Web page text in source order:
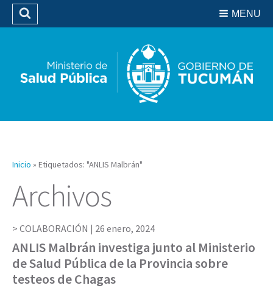
Biblioteca
MENU
Buscar
Inicio » Etiquetados: "ANLIS Malbrán"
Archivos
COLABORACIÓN | 26 enero, 2024
ANLIS Malbrán investiga junto al Ministerio
de Salud Pública de la Provincia sobre
testeos de Chagas